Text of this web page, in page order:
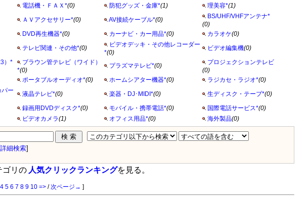
電話機・ＦＡＸ*(0) 防犯グッズ・金庫*(1) 理美容*(1)
ＡＶアクセサリー*(0) AV接続ケーブル*(0)
BS/UHF/VHFアンテナ*
(0)
DVD再生機器*(0) カーナビ・カー用品*(0) カラオケ(0)
テレビ関連・その他*(0)
ビデオデッキ・その他レコーダー
*(0)
ビデオ編集機(0)
）*
ブラウン管テレビ（ワイド）
*(0)
プラズマテレビ*(0)
プロジェクションテレビ
(0)
ポータブルオーディオ*(0) ホームシアター機器*(0) ラジカセ・ラジオ*(0)
ー
液晶テレビ*(0) 楽器・DJ･MIDI*(0) 生ディスク・テープ*(0)
録画用DVDディスク*(0) モバイル・携帯電話*(0) 国際電話サービス*(0)
ビデオカメラ(1) オフィス用品*(0) 海外製品(0)
詳細検索]
ゴリの 人気クリックランキングを見る。
4 5 6 7 8 9 10 => / 次ページ→ ]